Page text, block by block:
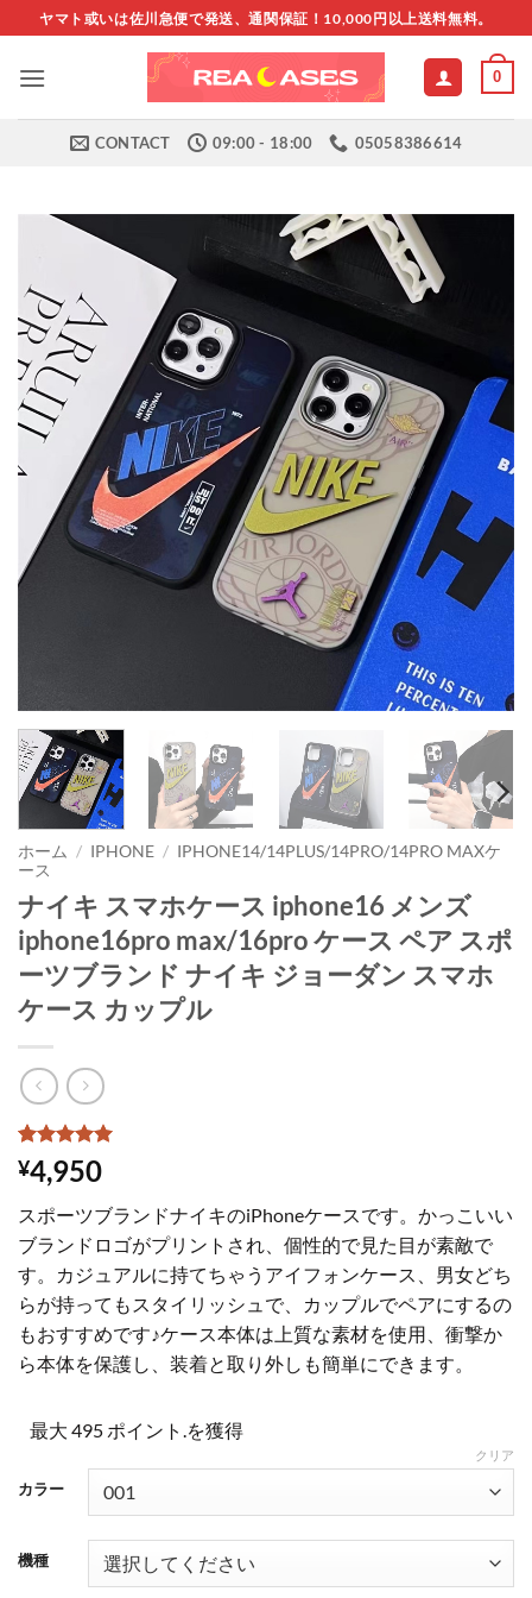
to
content
ヤマト或いは佐川急便で発送、通関保証！10,000円以上送料無料。
0
CONTACT 09:00 - 18:00 05058386614
ホーム / IPHONE / IPHONE14/14PLUS/14PRO/14PRO MAXケ
ース
ナイキ スマホケース iphone16 メンズ
iphone16pro max/16pro ケース ペア スポ
ーツブランド ナイキ ジョーダン スマホ
ケース カップル
5
件の利用者
評価に基づ
価のうち、
5点
¥4,950
スポーツブランドナイキのiPhoneケースです。かっこいい
ブランドロゴがプリントされ、個性的で見た目が素敵で
す。カジュアルに持てちゃうアイフォンケース、男女どち
らが持ってもスタイリッシュで、カップルでペアにするの
もおすすめです♪ケース本体は上質な素材を使用、衝撃か
ら本体を保護し、装着と取り外しも簡単にできます。
最大 495 ポイント.を獲得
カラー
機種
クリア